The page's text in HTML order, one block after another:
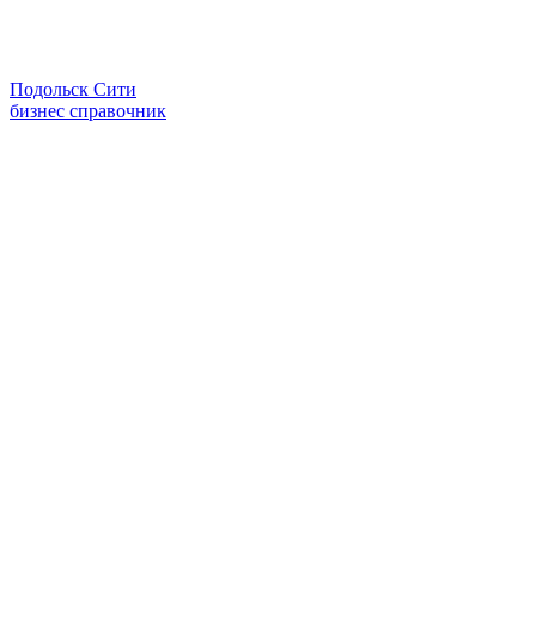
Подольск Сити
бизнес справочник